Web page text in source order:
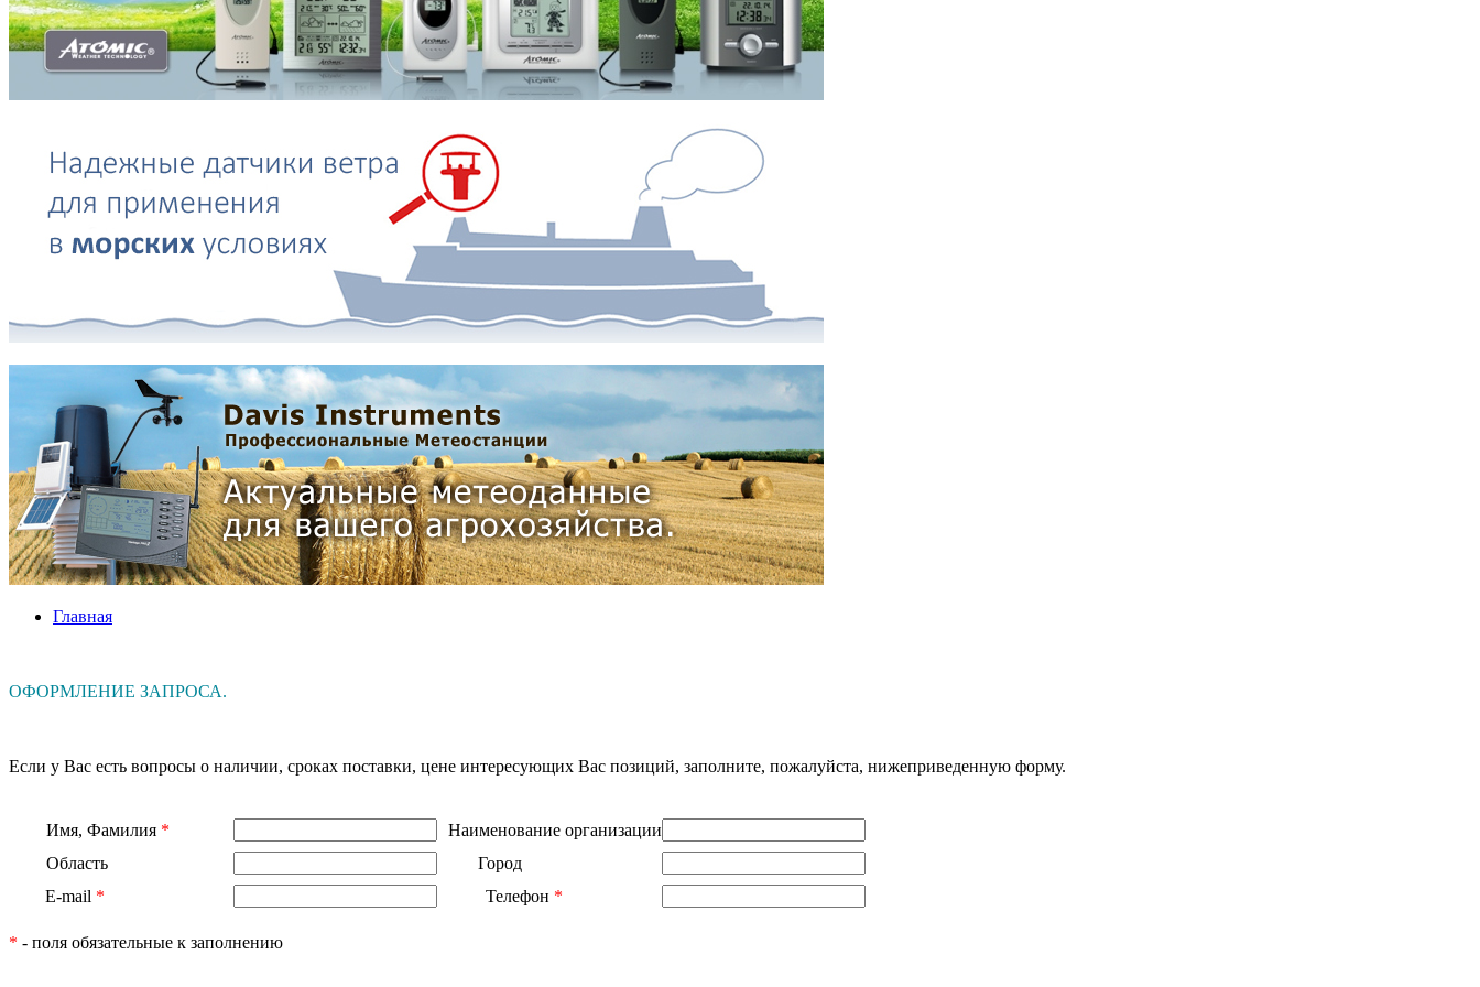
Главная
ОФОРМЛЕНИЕ ЗАПРОСА.
Если у Вас есть вопросы о наличии, сроках поставки, цене интересующих Вас позиций, заполните, пожалуйста, нижеприведенную форму.
Имя, Фамилия *
Область
E-mail *
Наименование организации
Город
Телефон *
* - поля обязательные к заполнению